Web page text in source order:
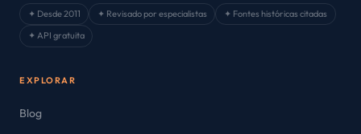
✦ Desde 2011 ✦ Revisado por especialistas
✦ Fontes históricas citadas
✦ API gratuita
EXPLORAR
Blog